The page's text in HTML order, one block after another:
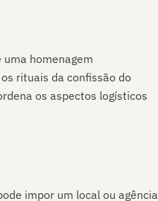
homenagem
rituais da confissão do
os aspectos logísticos
impor um local ou agência